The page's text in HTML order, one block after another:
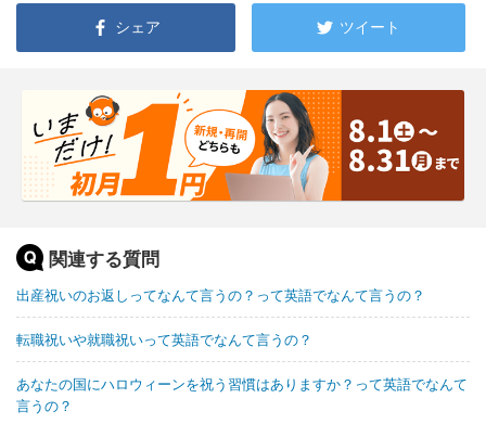
シェア ツイート
関連する質問
出産祝いのお返しってなんて言うの？って英語でなんて言うの？
転職祝いや就職祝いって英語でなんて言うの？
あなたの国にハロウィーンを祝う習慣はありますか？って英語でなんて
言うの？